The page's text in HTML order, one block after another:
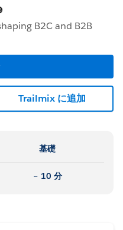
B2C and B2B
Trailmix に追加
基礎
~ 10 分